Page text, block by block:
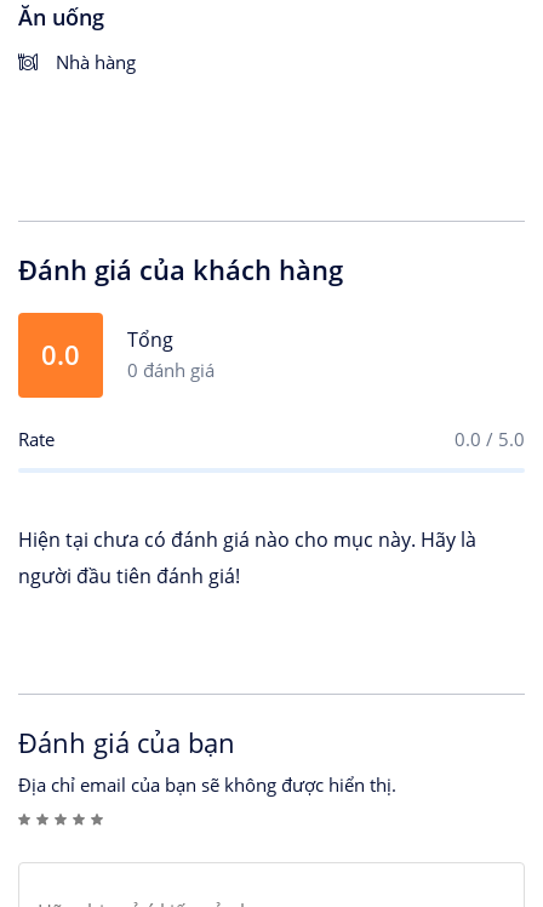
Ăn uống
Nhà hàng
Đánh giá của khách hàng
0.0 Tổng
0 đánh giá
Rate 0.0 / 5.0
Hiện tại chưa có đánh giá nào cho mục này. Hãy là
người đầu tiên đánh giá!
Đánh giá của bạn
Địa chỉ email của bạn sẽ không được hiển thị.